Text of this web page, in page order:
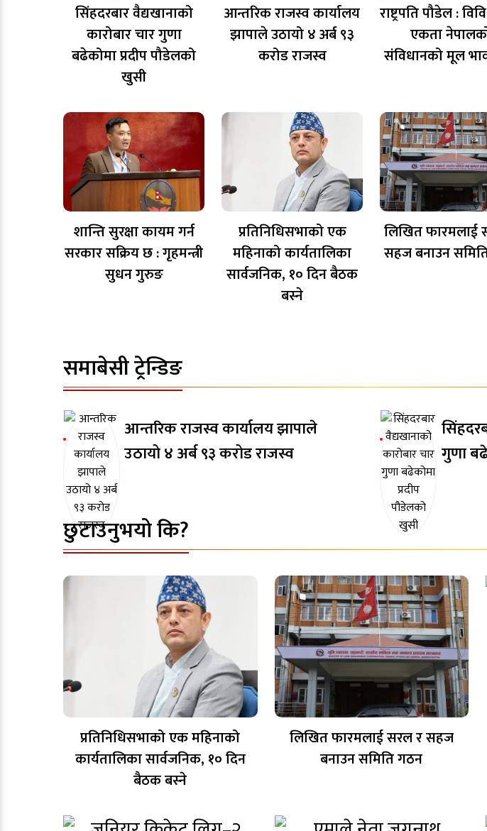
सिंहदरबार वैद्यखानाको
कारोबार चार गुणा
बढेकोमा प्रदीप पौडेलको
खुसी
आन्तरिक राजस्व कार्यालय
झापाले उठायो ४ अर्ब ९३
करोड राजस्व
राष्ट्रपति पौडेल :
एकता
संविधानको मूल
शान्ति सुरक्षा कायम गर्न
सरकार सक्रिय छ : गृहमन्त्री
सुधन गुरुङ
प्रतिनिधिसभाको एक
महिनाको कार्यतालिका
सार्वजनिक, १० दिन बैठक
बस्ने
लिखित फारमलाई
सहज बनाउन
समाबेसी ट्रेन्डिङ
आन्तरिक राजस्व कार्यालय झापाले
उठायो ४ अर्ब ९३ करोड राजस्व
गुणा
छुटाउनुभयो कि?
प्रतिनिधिसभाको एक महिनाको
कार्यतालिका सार्वजनिक, १० दिन
बैठक बस्ने
लिखित फारमलाई सरल र सहज
बनाउन समिति गठन